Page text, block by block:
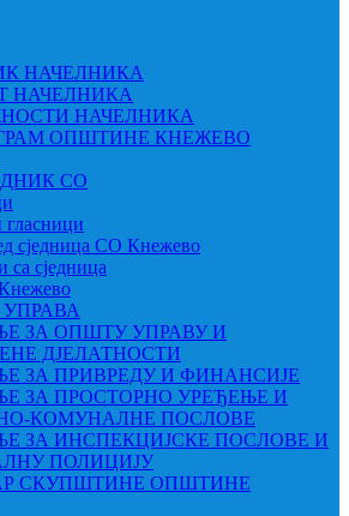
НАЧЕЛНИКА
НАЧЕЛНИКА
НАЧЕЛНИКА
ОПШТИНЕ КНЕЖЕВО
СО
сједница СО Кнежево
са сједница
ЗА ОПШТУ УПРАВУ И
ДЈЕЛАТНОСТИ
ЗА ПРИВРЕДУ И ФИНАНСИЈЕ
ЗА ПРОСТОРНО УРЕЂЕЊЕ И
КОМУНАЛНЕ ПОСЛОВЕ
ЗА ИНСПЕКЦИЈСКЕ ПОСЛОВЕ И
ПОЛИЦИЈУ
СКУПШТИНЕ ОПШТИНЕ